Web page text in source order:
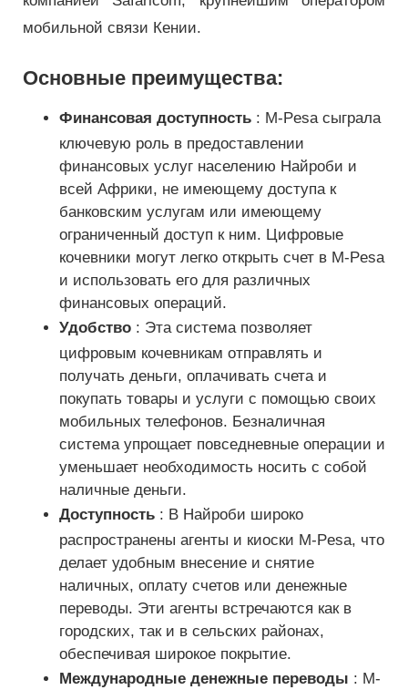
мобильной связи Кении.
Основные преимущества:
Финансовая доступность : M-Pesa сыграла
ключевую роль в предоставлении
финансовых услуг населению Найроби и
всей Африки, не имеющему доступа к
банковским услугам или имеющему
ограниченный доступ к ним. Цифровые
кочевники могут легко открыть счет в M-Pesa
и использовать его для различных
финансовых операций.
Удобство : Эта система позволяет
цифровым кочевникам отправлять и
получать деньги, оплачивать счета и
покупать товары и услуги с помощью своих
мобильных телефонов. Безналичная
система упрощает повседневные операции и
уменьшает необходимость носить с собой
наличные деньги.
Доступность : В Найроби широко
распространены агенты и киоски M-Pesa, что
делает удобным внесение и снятие
наличных, оплату счетов или денежные
переводы. Эти агенты встречаются как в
городских, так и в сельских районах,
обеспечивая широкое покрытие.
Международные денежные переводы : M-